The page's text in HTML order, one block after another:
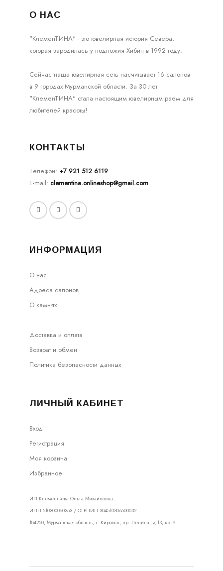
О НАС
"КлеменТИНА" - это ювелирная история Севера,
которая зародилась у подножия Хибин в 1992 году.
Сейчас наша ювелирная сеть насчитывает 16 салонов
в 9 городах Мурманской области. За 30 лет
"КлеменТИНА" стала настоящим ювелирным раем для
любителей красоты!
КОНТАКТЫ
Телефон: +7 921 512 6119
E-mail: clementina.onlineshop@gmail.com
ИНФОРМАЦИЯ
О нас
Адреса салонов
О камнях
Доставка и оплата
Возврат и обмен
Политика безопасности данных
ЛИЧНЫЙ КАБИНЕТ
Вход
Регистрация
Моя корзина
Избранное
ИП Клементьева Ольга Михайловна.
ИНН 510300060353 / ОГРНИП 304510306500032
184250, Мурманская область, г. Кировск, пр. Ленина, д.13, кв. 9